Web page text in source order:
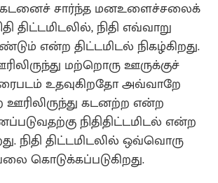
கடனைச் சார்ந்த மனஉளைச்சலைக்
திட்டமிடலில், நிதி எவ்வாறு
என்ற திட்டமிடல் நிகழ்கிறது.
மற்றொரு ஊருக்குச்
உதவுகிறதோ அவ்வாறே
கடனற்ற என்ற
நிதிதிட்டமிடல் என்ற
நிதி திட்டமிடலில் ஒவ்வொரு
கொடுக்கப்படுகிறது.